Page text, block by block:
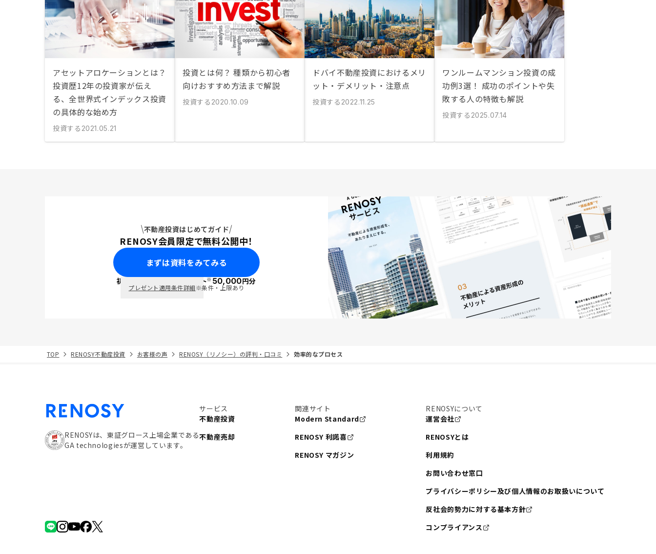
アセットアロケーションとは？
投資歴12年の投資家が伝え
る、全世界式インデックス投資
の具体的な始め方
投資する 2021.05.21
投資とは何？ 種類から初心者
向けおすすめ方法まで解説
投資する 2020.10.09
ドバイ不動産投資におけるメリ
ット・デメリット・注意点
投資する 2022.11.25
ワンルームマンション投資の成
功例3選！ 成功のポイントや失
敗する人の特徴も解説
投資する 2025.07.14
不動産投資はじめてガイド
RENOSY会員限定で無料公開中！
まずは資料をみてみる
初回面談で ポイント※50,000円分
プレゼント適用条件詳細※条件・上限あり
TOP RENOSY不動産投資 お客様の声 RENOSY（リノシー）の評判・口コミ 効率的なプロセス
RENOSYは、東証グロース上場企業である
GA technologiesが運営しています。
サービス
不動産投資
不動産売却
関連サイト
Modern Standard
RENOSY 利諾喜
RENOSY マガジン
RENOSYについて
運営会社
RENOSYとは
利用規約
お問い合わせ窓口
プライバシーポリシー及び個人情報のお取扱いについて
反社会的勢力に対する基本方針
コンプライアンス